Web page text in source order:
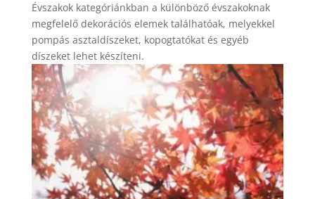
Évszakok kategóriánkban a különböző évszakoknak
megfelelő dekorációs elemek találhatóak, melyekkel
pompás asztaldíszeket, kopogtatókat és egyéb
díszeket lehet készíteni.